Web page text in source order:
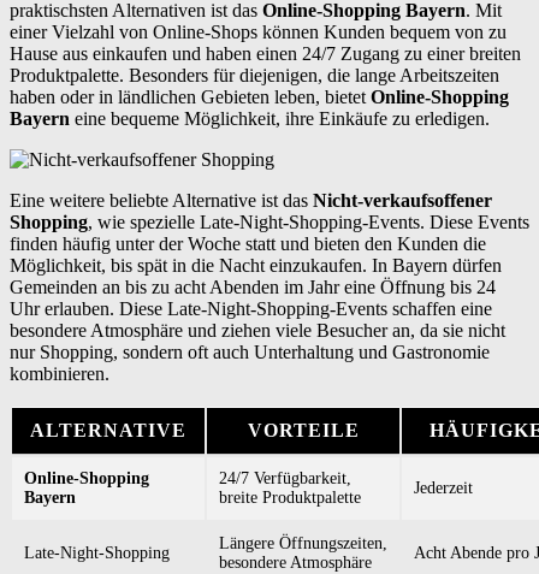
praktischsten Alternativen ist das Online-Shopping Bayern. Mit
einer Vielzahl von Online-Shops können Kunden bequem von zu
Hause aus einkaufen und haben einen 24/7 Zugang zu einer breiten
Produktpalette. Besonders für diejenigen, die lange Arbeitszeiten
haben oder in ländlichen Gebieten leben, bietetOnline-Shopping
Bayern eine bequeme Möglichkeit, ihre Einkäufe zu erledigen.
Eine weitere beliebte Alternative ist das Nicht-verkaufsoffener
Shopping, wie spezielle Late-Night-Shopping-Events. Diese Events
finden häufig unter der Woche statt und bieten den Kunden die
Möglichkeit, bis spät in die Nacht einzukaufen. In Bayern dürfen
Gemeinden an bis zu acht Abenden im Jahr eine Öffnung bis 24
Uhr erlauben. Diese Late-Night-Shopping-Events schaffen eine
besondere Atmosphäre und ziehen viele Besucher an, da sie nicht
nur Shopping, sondern oft auch Unterhaltung und Gastronomie
kombinieren.
ALTERNATIVE VORTEILE
Online-Shopping
Bayern
24/7 Verfügbarkeit,
breite Produktpalette
Jederzeit
Late-Night-Shopping
Längere Öffnungszeiten,
besondere Atmosphäre
Acht Abende pro